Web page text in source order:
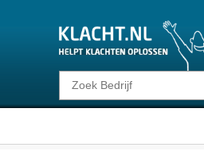
Klacht melden
Consumentenrecht